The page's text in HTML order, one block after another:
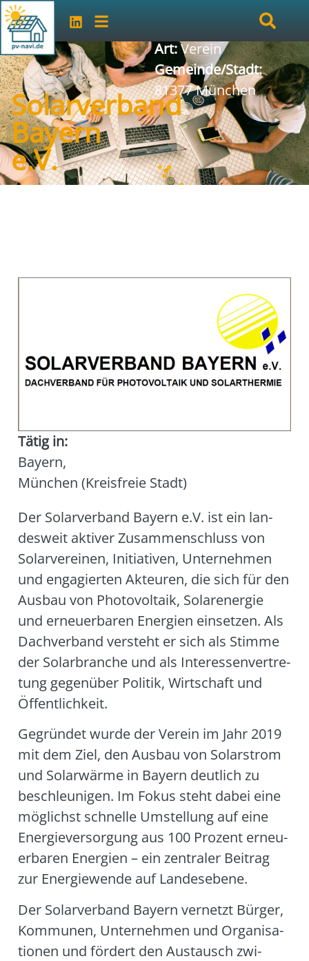
Solarverband
Bayern
e.V.
Art:Verein
Gemeinde/Stadt:
81377 München
Der Solar­ver­band Bay­ern e.V. ist ein lan­
des­weit akti­ver Zusam­men­schluss von
Solar­ver­ei­nen, Initia­ti­ven, Unter­neh­men
und enga­gier­ten Akteu­ren, die sich für den
Aus­bau von Pho­to­vol­ta­ik, Solar­ener­gie
und erneu­er­ba­ren Ener­gien ein­set­zen. Als
Dach­ver­band ver­steht er sich als Stim­me
der Solar­bran­che und als Inter­es­sen­ver­tre­
tung gegen­über Poli­tik, Wirt­schaft und
Öffent­lich­keit.
Gegrün­det wur­de der Ver­ein im Jahr 2019
mit dem Ziel, den Aus­bau von Solar­strom
und Solar­wär­me in Bay­ern deut­lich zu
beschleu­ni­gen. Im Fokus steht dabei eine
mög­lichst schnel­le Umstel­lung auf eine
Ener­gie­ver­sor­gung aus 100 Pro­zent erneu­
er­ba­ren Ener­gien – ein zen­tra­ler Bei­trag
zur Ener­gie­wen­de auf Lan­des­ebe­ne.
Der Solar­ver­band Bay­ern ver­netzt Bür­ger,
Kom­mu­nen, Unter­neh­men und Orga­ni­sa­
tio­nen und för­dert den Aus­tausch zwi­
Tätig in:
Bayern,
München (Kreisfreie Stadt)